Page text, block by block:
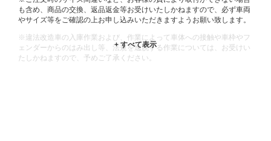
も含め、商品の交換、返品返金等お受けいたしかねますので、必ず車両
やサイズ等をご確認の上お申し込みいただきますようお願い致します。
※違法改造車の入庫作業および、作業によって車体への接触や車枠やフ
ェンダーからのはみ出し等、法規を逸脱する作業については、お受けい
たしかねますので、予めご了承ください。